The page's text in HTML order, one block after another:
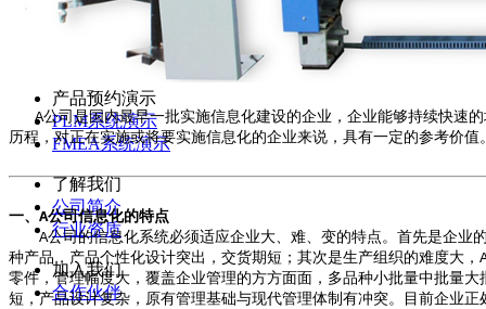
产品视频
产品预约演示
产品预约演示
PLM系统演示
FMEA系统演示
了解我们
公司简介
行业资质
加入我们
合作伙伴
A公司是国内最早一批实施信息化建设的企业，企业能够持续快速
历程，对正在实施或将要实施信息化的企业来说，具有一定的参考价值
一、A公司信息化的特点
A公司的信息化系统必须适应企业大、难、变的特点。首先是企业
种产品，产品个性化设计突出，交货期短；其次是生产组织的难度大
零件，管理幅度大，覆盖企业管理的方方面面，多品种小批量中批量
短，产品设计复杂，原有管理基础与现代管理体制有冲突。目前企业